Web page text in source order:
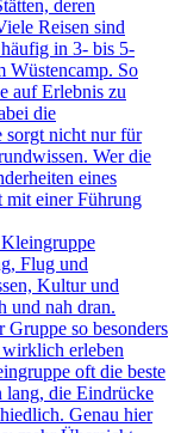
deren
Reisen sind
in 3- bis 5-
Wüstencamp. So
auf Erlebnis zu
die
sorgt nicht nur für
Wer die
eines
mit einer Führung
Flug und
Kultur und
und nah dran.
so besonders
erleben
oft die beste
lang, die Eindrücke
Genau hier